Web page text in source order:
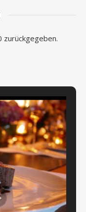
zurückgegeben.